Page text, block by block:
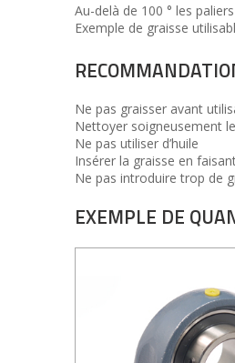
Au-delà de 100 ° les
Exemple de graisse
Ne pas graisser avant
Nettoyer soigneusement
Ne pas utiliser d’huile
Insérer la graisse en
Ne pas introduire trop de
EXEMPLE DE